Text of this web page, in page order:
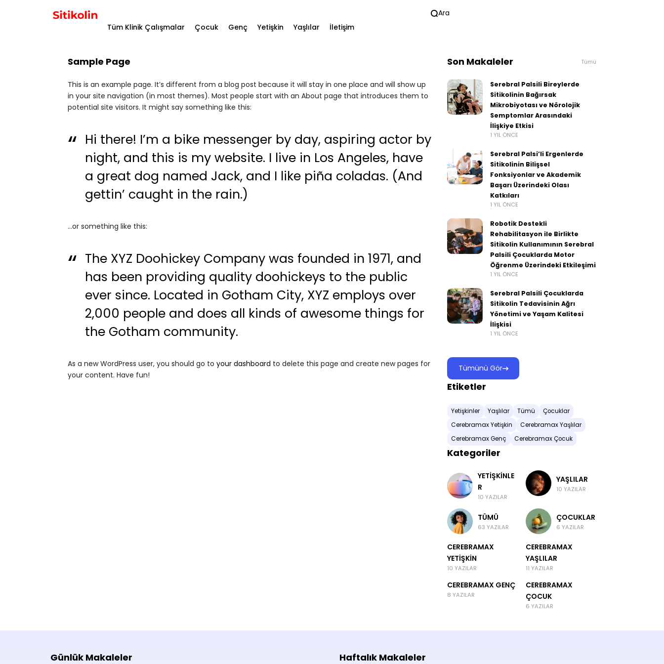
Tüm Klinik Çalışmalar Çocuk Genç Yetişkin Yaşlılar İletişim
Ara
Sample Page
This is an example page. It’s different from a blog post because it will stay in one place and will show up
in your site navigation (in most themes). Most people start with an About page that introduces them to
potential site visitors. It might say something like this:
Hi there! I’m a bike messenger by day, aspiring actor by
night, and this is my website. I live in Los Angeles, have
a great dog named Jack, and I like piña coladas. (And
gettin’ caught in the rain.)
…or something like this:
The XYZ Doohickey Company was founded in 1971, and
has been providing quality doohickeys to the public
ever since. Located in Gotham City, XYZ employs over
2,000 people and does all kinds of awesome things for
the Gotham community.
As a new WordPress user, you should go to your dashboard to delete this page and create new pages for
your content. Have fun!
Son Makaleler Tümü
Serebral Palsili Bireylerde
Sitikolinin Bağırsak
Mikrobiyotası ve Nörolojik
Semptomlar Arasındaki
İlişkiye Etkisi
1 YIL ÖNCE
Serebral Palsi’li Ergenlerde
Sitikolinin Bilişsel
Fonksiyonlar ve Akademik
Başarı Üzerindeki Olası
Katkıları
1 YIL ÖNCE
Robotik Destekli
Rehabilitasyon ile Birlikte
Sitikolin Kullanımının Serebral
Palsili Çocuklarda Motor
Öğrenme Üzerindeki Etkileşimi
1 YIL ÖNCE
Serebral Palsili Çocuklarda
Sitikolin Tedavisinin Ağrı
Yönetimi ve Yaşam Kalitesi
İlişkisi
1 YIL ÖNCE
Tümünü Gör
Etiketler
Yetişkinler Yaşlılar Tümü
Çocuklar
Cerebramax Yetişkin
Cerebramax Yaşlılar
Cerebramax Genç
Cerebramax Çocuk
Kategoriler
YETIŞKINLE
R
10 YAZILAR
YAŞLILAR
10 YAZILAR
TÜMÜ
63 YAZILAR
ÇOCUKLAR
6 YAZILAR
CEREBRAMAX
YETIŞKIN
10 YAZILAR
CEREBRAMAX
YAŞLILAR
11 YAZILAR
CEREBRAMAX GENÇ
8 YAZILAR
CEREBRAMAX
ÇOCUK
6 YAZILAR
Günlük Makaleler Haftalık Makaleler